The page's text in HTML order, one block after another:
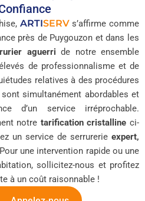
ARTISERVs’affirme comme
près de Puygouzon et dans les
aguerri de notre ensemble
de professionnalisme et de
relatives à des procédures
simultanément abordables et
d’un service irréprochable.
notre tarification cristalline ci-
un service de serrurerie expert,
une intervention rapide ou une
sollicitez-nous et profitez
à un coût raisonnable !